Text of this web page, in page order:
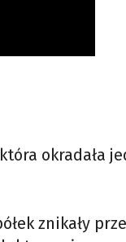
okradała
znikały